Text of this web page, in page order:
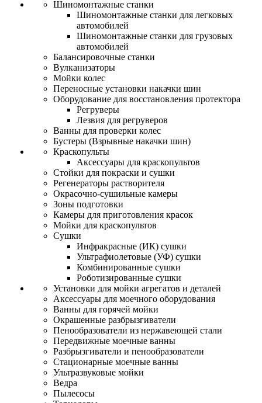
Шиномонтажные станки
Шиномонтажные станки для легковых
автомобилей
Шиномонтажные станки для грузовых
автомобилей
Балансировочные станки
Вулканизаторы
Мойки колес
Переносные установки накачки шин
Оборудование для восстановления протектора
Регруверы
Лезвия для регруверов
Ванны для проверки колес
Бустеры (Взрывные накачки шин)
Краскопульты
Аксессуары для краскопультов
Стойки для покраски и сушки
Регенераторы растворителя
Окрасочно-сушильные камеры
Зоны подготовки
Камеры для приготовления красок
Мойки для краскопультов
Сушки
Инфракрасные (ИК) сушки
Ультрафиолетовые (УФ) сушки
Комбинированные сушки
Роботизированные сушки
Установки для мойки агрегатов и деталей
Аксессуары для моечного оборудования
Ванны для горячей мойки
Окрашенные разбрызгиватели
Пенообразователи из нержавеющей стали
Передвижные моечные ванны
Разбрызгиватели и пенообразователи
Стационарные моечные ванны
Ультразвуковые мойки
Ведра
Пылесосы